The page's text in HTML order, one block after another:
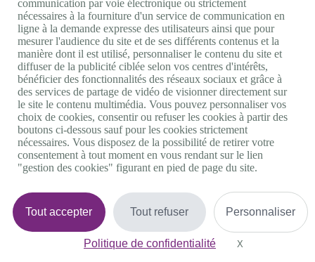
Site portail Agefiph
Activateur de progrès
Handinnov
Innovation et recherche
Université du RRH
Service AppuiPro
Nous suivre
Youtube
Linkedin
Facebook
Twitter
0 800 11 10 09Services & appel gratuitsDe 9h à 18h.
Nous contacter
Plateforme de mise en contact LSF
Gestion des cookies
communication par voie électronique ou strictement
nécessaires à la fourniture d'un service de communication en
ligne à la demande expresse des utilisateurs ainsi que pour
mesurer l'audience du site et de ses différents contenus et la
manière dont il est utilisé, personnaliser le contenu du site et
diffuser de la publicité ciblée selon vos centres d'intérêts,
bénéficier des fonctionnalités des réseaux sociaux et grâce à
des services de partage de vidéo de visionner directement sur
le site le contenu multimédia. Vous pouvez personnaliser vos
choix de cookies, consentir ou refuser les cookies à partir des
boutons ci-dessous sauf pour les cookies strictement
nécessaires. Vous disposez de la possibilité de retirer votre
consentement à tout moment en vous rendant sur le lien
"gestion des cookies" figurant en pied de page du site.
Tout accepter Tout refuser Personnaliser
Politique de confidentialité X